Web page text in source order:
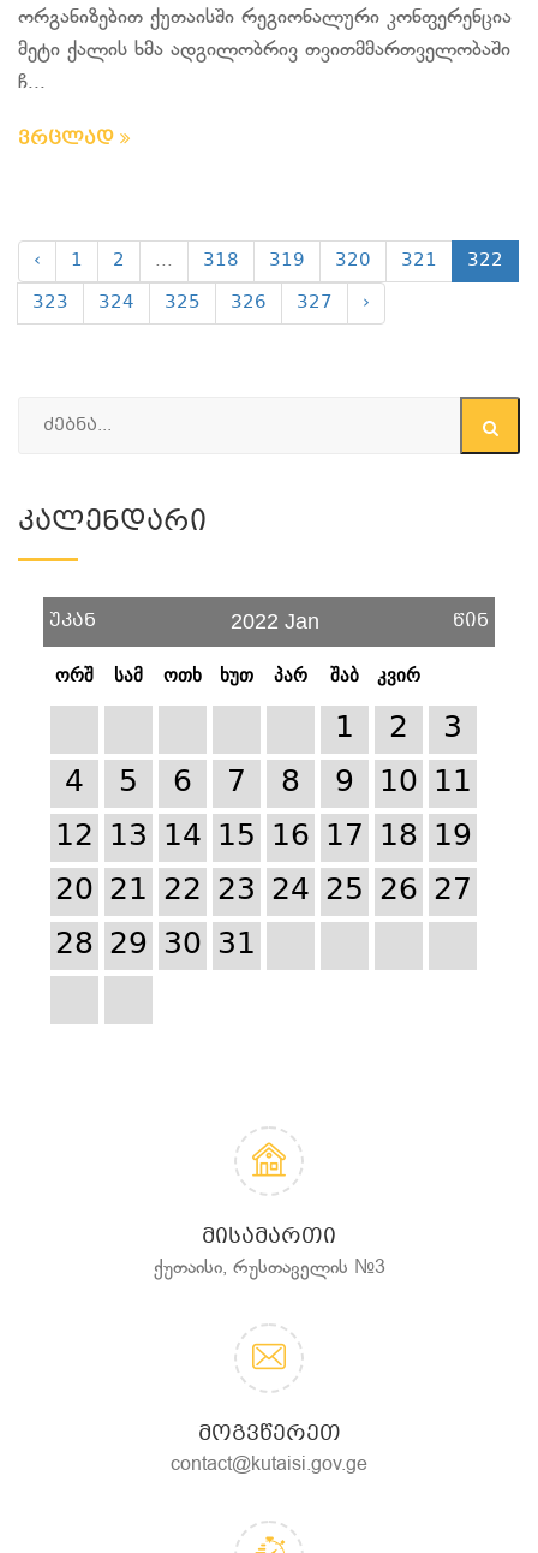
ორგანიზებით ქუთაისში რეგიონალური კონფერენცია
მეტი ქალის ხმა ადგილობრივ თვითმმართველობაში
ჩ...
ვრცლად
‹ 1 2 ... 318 319 320 321
322
323
324 325 326 327 ›
Კალენდარი
უკან 2022 Jan წინ
ორშ სამ ოთხ ხუთ პარ შაბ კვირ
1 2
3
4
5 6 7 8 9 10 11
12 13 14 15 16 17 18 19
20 21 22 23 24 25 26 27
28 29 30 31
ᲛᲘᲡᲐᲛᲐᲠᲗᲘ
ქუთაისი, რუსთაველის №3
ᲛᲝᲒᲕᲬᲔᲠᲔᲗ
contact@kutaisi.gov.ge